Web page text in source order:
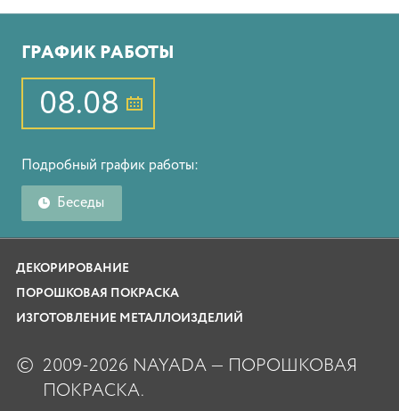
ГРАФИК РАБОТЫ
08.08
Подробный график работы:
Беседы
ДЕКОРИРОВАНИЕ
ПОРОШКОВАЯ ПОКРАСКА
ИЗГОТОВЛЕНИЕ МЕТАЛЛОИЗДЕЛИЙ
© 2009-2026 NAYADA — ПОРОШКОВАЯ
ПОКРАСКА.